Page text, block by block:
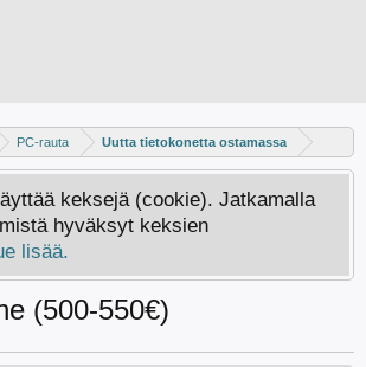
PC-rauta Uutta tietokonetta ostamassa
keksejä (cookie). Jatkamalla
hyväksyt keksien
lisää.
(500-550€)